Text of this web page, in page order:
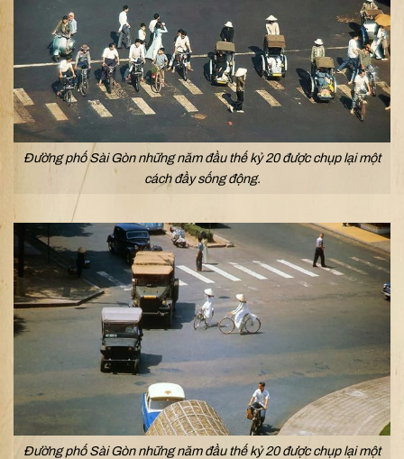
Đường phố Sài Gòn những năm đầu thế kỷ 20 được chụp lại một
cách đầy sống động.
Đường phố Sài Gòn những năm đầu thế kỷ 20 được chụp lại một